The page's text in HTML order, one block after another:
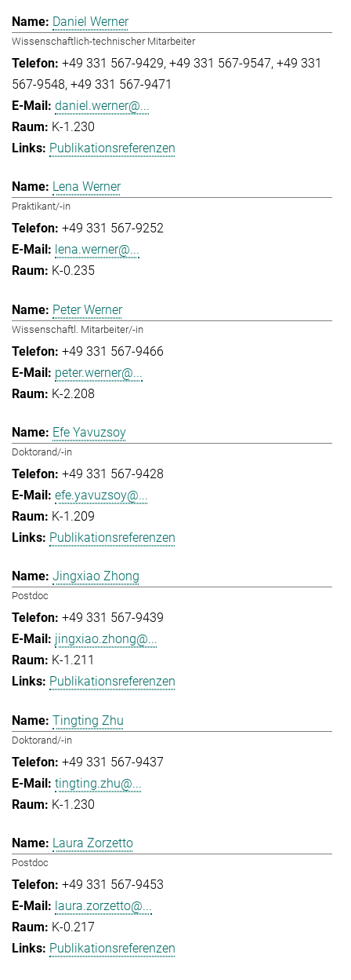
Daniel Werner
Wissenschaftlich-technischer Mitarbeiter
+49 331 567-9429 +49 331 567-9547 +49 331
567-9548 +49 331 567-9471
daniel.werner@...
K-1.230
Publikationsreferenzen
Lena Werner
Praktikant/-in
+49 331 567-9252
lena.werner@...
K-0.235
Peter Werner
Wissenschaftl. Mitarbeiter/-in
+49 331 567-9466
peter.werner@...
K-2.208
Efe Yavuzsoy
Doktorand/-in
+49 331 567-9428
efe.yavuzsoy@...
K-1.209
Publikationsreferenzen
Jingxiao Zhong
Postdoc
+49 331 567-9439
jingxiao.zhong@...
K-1.211
Publikationsreferenzen
Tingting Zhu
Doktorand/-in
+49 331 567-9437
tingting.zhu@...
K-1.230
Laura Zorzetto
Postdoc
+49 331 567-9453
laura.zorzetto@...
K-0.217
Publikationsreferenzen